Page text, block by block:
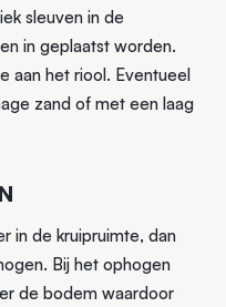
sleuven in de
in geplaatst worden.
aan het riool. Eventueel
zand of met een laag
in de kruipruimte, dan
Bij het ophogen
de bodem waardoor